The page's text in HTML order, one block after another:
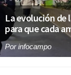
La evolución de
para que cada
Porinfocampo